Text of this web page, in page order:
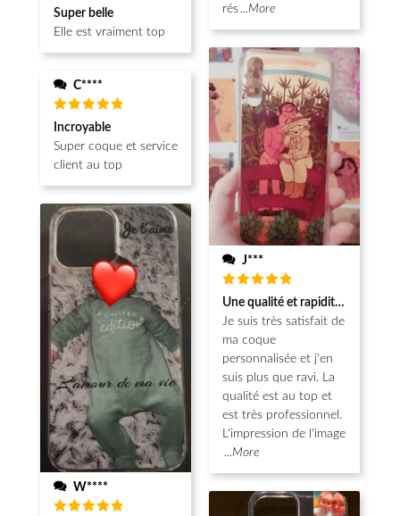
Note 5
sur 5
Super belle
Elle est vraiment top
C****
Note5
sur 5
Incroyable
Super coque et service
client au top
W****
rés...More
J***
Note5
sur 5
Une qualité et rapidité au top!
Je suis très satisfait de
ma coque
personnalisée et j'en
suis plus que ravi. La
qualité est au top et
est très professionnel.
L'impression de l'image
...More